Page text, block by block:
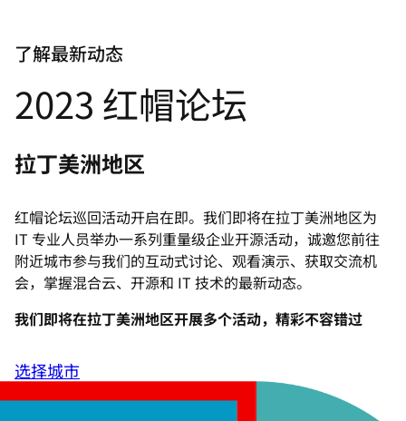
了解最新动态
2023 红帽论坛
拉丁美洲地区
红帽论坛巡回活动开启在即。我们即将在拉丁美洲地区为
IT 专业人员举办一系列重量级企业开源活动，诚邀您前往
附近城市参与我们的互动式讨论、观看演示、获取交流机
会，掌握混合云、开源和 IT 技术的最新动态。
我们即将在拉丁美洲地区开展多个活动，精彩不容错过
选择城市